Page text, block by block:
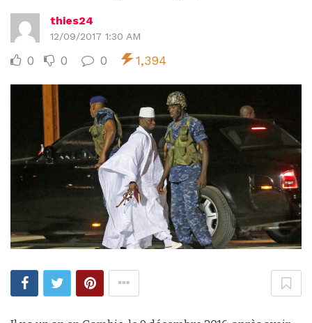
thies24
12/09/2017 1:30 AM
0 0 0 1,394